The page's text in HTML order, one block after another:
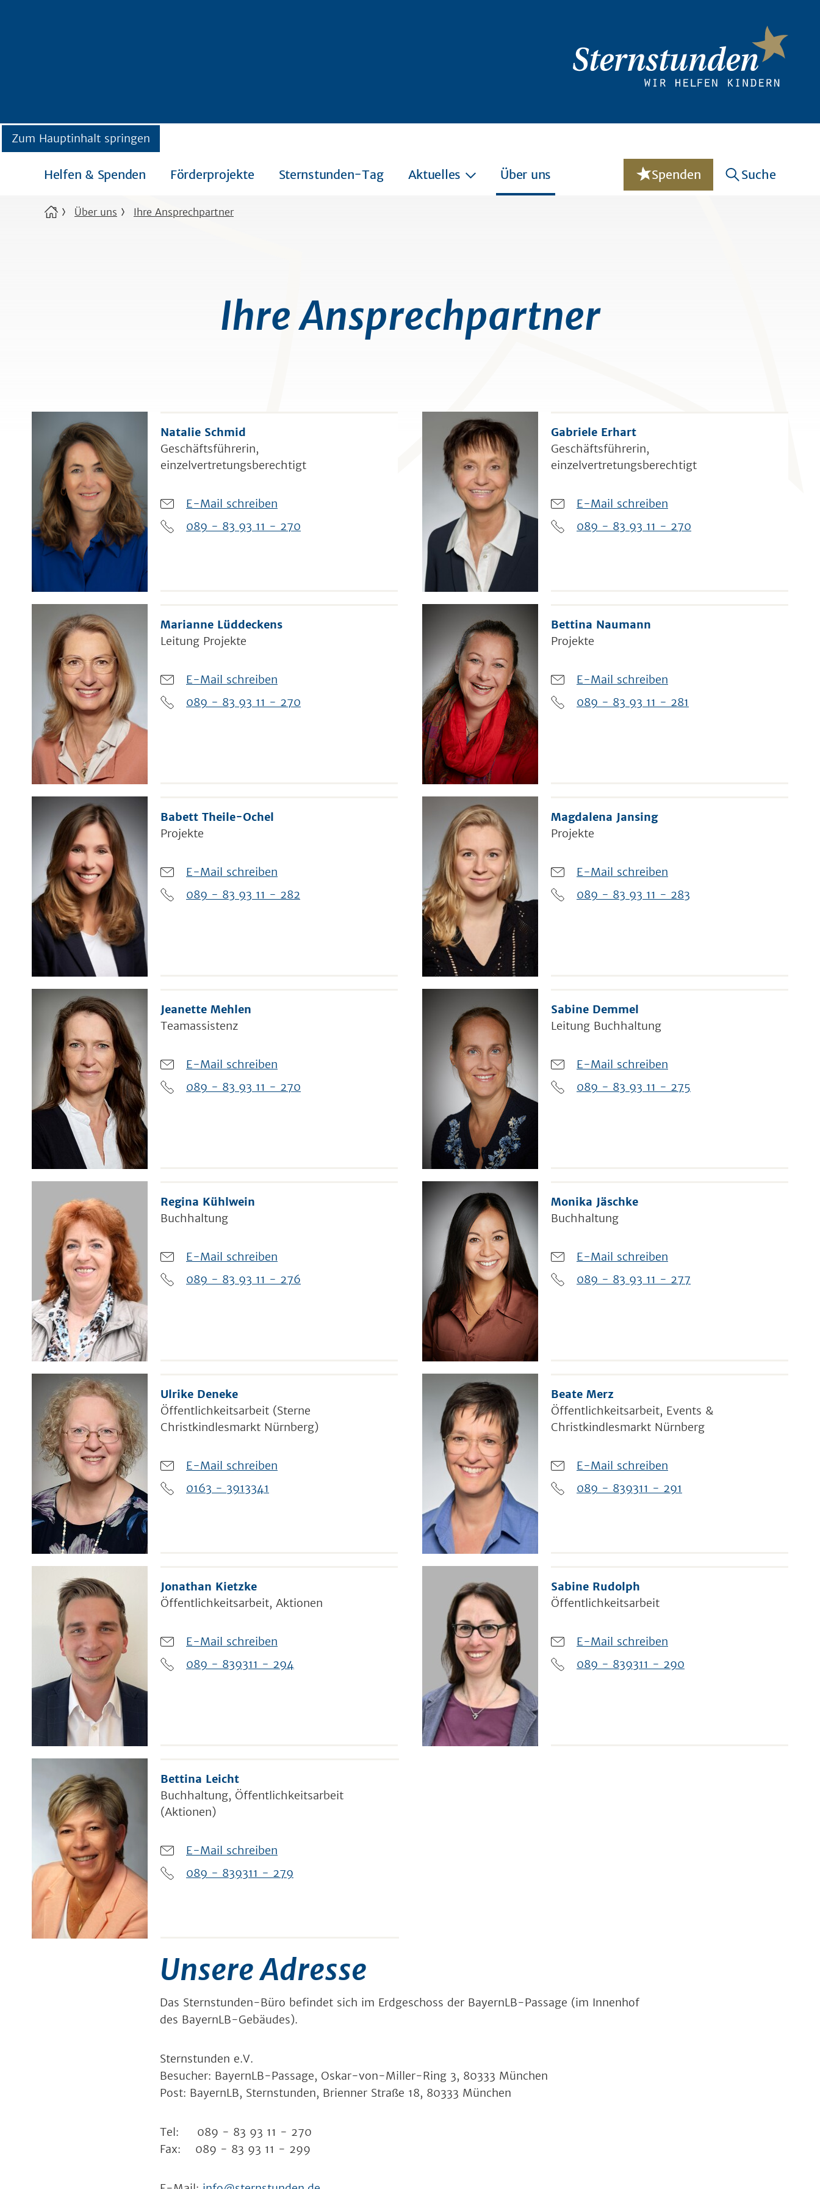
Zum Hauptinhalt springen
Helfen & Spenden Förderprojekte Sternstunden-Tag Aktuelles Über uns Spenden Suche
Über uns Ihre Ansprechpartner
Ihre Ansprechpartner
Natalie Schmid
Geschäftsführerin,
einzelvertretungsberechtigt
E-Mail schreiben
089 - 83 93 11 - 270
Gabriele Erhart
Geschäftsführerin,
einzelvertretungsberechtigt
E-Mail schreiben
089 - 83 93 11 - 270
Marianne Lüddeckens
Leitung Projekte
E-Mail schreiben
089 - 83 93 11 - 270
Bettina Naumann
Projekte
E-Mail schreiben
089 - 83 93 11 - 281
Babett Theile-Ochel
Projekte
E-Mail schreiben
089 - 83 93 11 - 282
Magdalena Jansing
Projekte
E-Mail schreiben
089 - 83 93 11 - 283
Jeanette Mehlen
Teamassistenz
E-Mail schreiben
089 - 83 93 11 - 270
Sabine Demmel
Leitung Buchhaltung
E-Mail schreiben
089 - 83 93 11 - 275
Regina Kühlwein
Buchhaltung
E-Mail schreiben
089 - 83 93 11 - 276
Monika Jäschke
Buchhaltung
E-Mail schreiben
089 - 83 93 11 - 277
Ulrike Deneke
Öffentlichkeitsarbeit (Sterne
Christkindlesmarkt Nürnberg)
E-Mail schreiben
0163 - 3913341
Beate Merz
Öffentlichkeitsarbeit, Events &
Christkindlesmarkt Nürnberg
E-Mail schreiben
089 - 839311 - 291
Jonathan Kietzke
Öffentlichkeitsarbeit, Aktionen
E-Mail schreiben
089 - 839311 - 294
Sabine Rudolph
Öffentlichkeitsarbeit
E-Mail schreiben
089 - 839311 - 290
Bettina Leicht
Buchhaltung, Öffentlichkeitsarbeit
(Aktionen)
E-Mail schreiben
089 - 839311 - 279
Unsere Adresse
Das Sternstunden-Büro befindet sich im Erdgeschoss der BayernLB-Passage (im Innenhof
des BayernLB-Gebäudes).
Sternstunden e.V.
Besucher: BayernLB-Passage, Oskar-von-Miller-Ring 3, 80333 München
Post: BayernLB, Sternstunden, Brienner Straße 18, 80333 München
Tel: 089 - 83 93 11 - 270
Fax: 089 - 83 93 11 - 299